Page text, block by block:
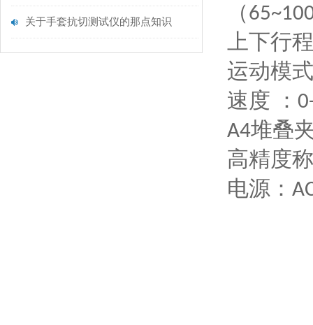
关于手套抗切测试仪的那点知识
（
上下行
运动模
速度 ：
A4堆叠
高精度
电源：